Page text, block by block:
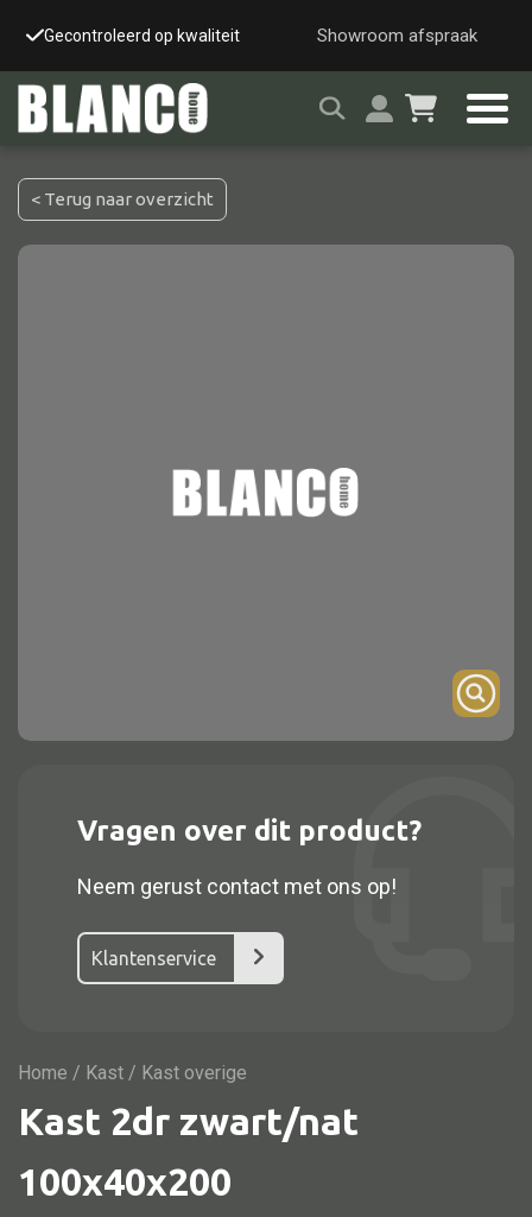
Gecontroleerd op kwaliteit Snelle & veilige
Showroom afspraak
Alle kasten
Dressoir
Nachtkast
Vitrine
TV meubel
Comode
< Terug naar overzicht
Vragen over dit product?
Neem gerust contact met ons op!
Klantenservice
Home / Kast / Kast overige
Kast 2dr zwart/nat
100x40x200